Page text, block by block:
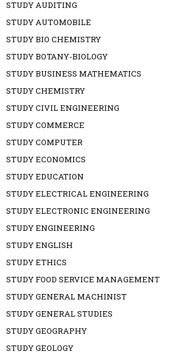
STUDY AUDITING
STUDY AUTOMOBILE
STUDY BIO CHEMISTRY
STUDY BOTANY-BIOLOGY
STUDY BUSINESS MATHEMATICS
STUDY CHEMISTRY
STUDY CIVIL ENGINEERING
STUDY COMMERCE
STUDY COMPUTER
STUDY ECONOMICS
STUDY EDUCATION
STUDY ELECTRICAL ENGINEERING
STUDY ELECTRONIC ENGINEERING
STUDY ENGINEERING
STUDY ENGLISH
STUDY ETHICS
STUDY FOOD SERVICE MANAGEMENT
STUDY GENERAL MACHINIST
STUDY GENERAL STUDIES
STUDY GEOGRAPHY
STUDY GEOLOGY